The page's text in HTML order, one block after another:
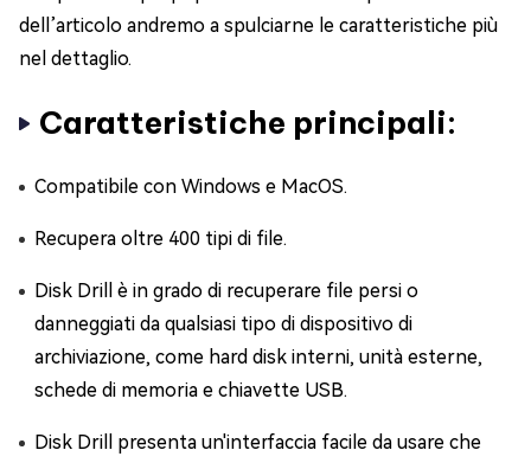
dell’articolo andremo a spulciarne le caratteristiche più
nel dettaglio.
Caratteristiche principali:
Compatibile con Windows e MacOS.
Recupera oltre 400 tipi di file.
Disk Drill è in grado di recuperare file persi o
danneggiati da qualsiasi tipo di dispositivo di
archiviazione, come hard disk interni, unità esterne,
schede di memoria e chiavette USB.
Disk Drill presenta un'interfaccia facile da usare che